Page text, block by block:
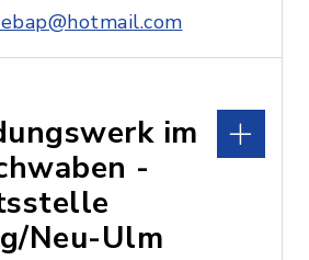
im
-
Neu-Ulm